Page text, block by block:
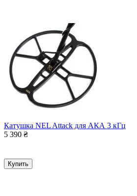
Катушка NEL Attack для АКА 3 кГц
5 390 ₴
Купить